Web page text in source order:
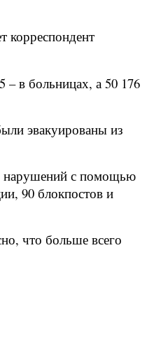
корреспондент
– в больницах, а 50 176
эвакуированы из
нарушений с помощью
90 блокпостов и
что больше всего